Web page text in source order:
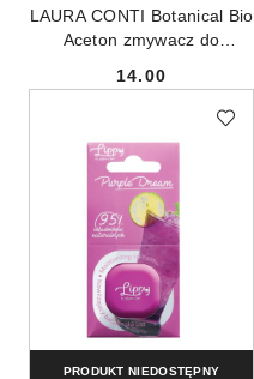
LAURA CONTI Botanical Bio
Aceton zmywacz do
roślinnego 50ml
Cena:
14.00
PRODUKT NIEDOSTĘPNY